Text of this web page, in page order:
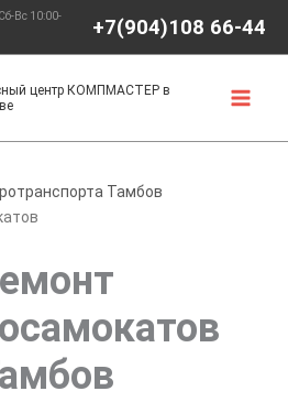
Вс 10:00- +7(904)108 66-44
центр КОМПМАСТЕР в
Тамбов